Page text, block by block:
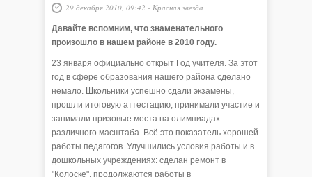
29 декабря 2010, 09:42 - Красная звезда
Давайте вспомним, что знаменательного
произошло в нашем районе в 2010 году.
23 января официально открыт Год учителя. За этот
год в сфере образования нашего района сделано
немало. Школьники успешно сдали экзамены,
прошли итоговую аттестацию, принимали участие и
занимали призовые места на олимпиадах
различного масштаба. Всё это показатель хорошей
работы педагогов. Улучшились условия работы и в
дошкольных учреждениях: сделан ремонт в
"Колоске", продолжаются работы в